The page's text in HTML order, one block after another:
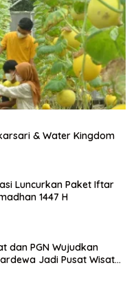
& Water Kingdom
Luncurkan Paket Iftar
1447 H
dan PGN Wujudkan
Jadi Pusat Wisata